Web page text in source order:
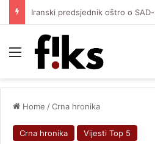
Menu
Home /Crna hronika
Crna hronika Vijesti Top 5